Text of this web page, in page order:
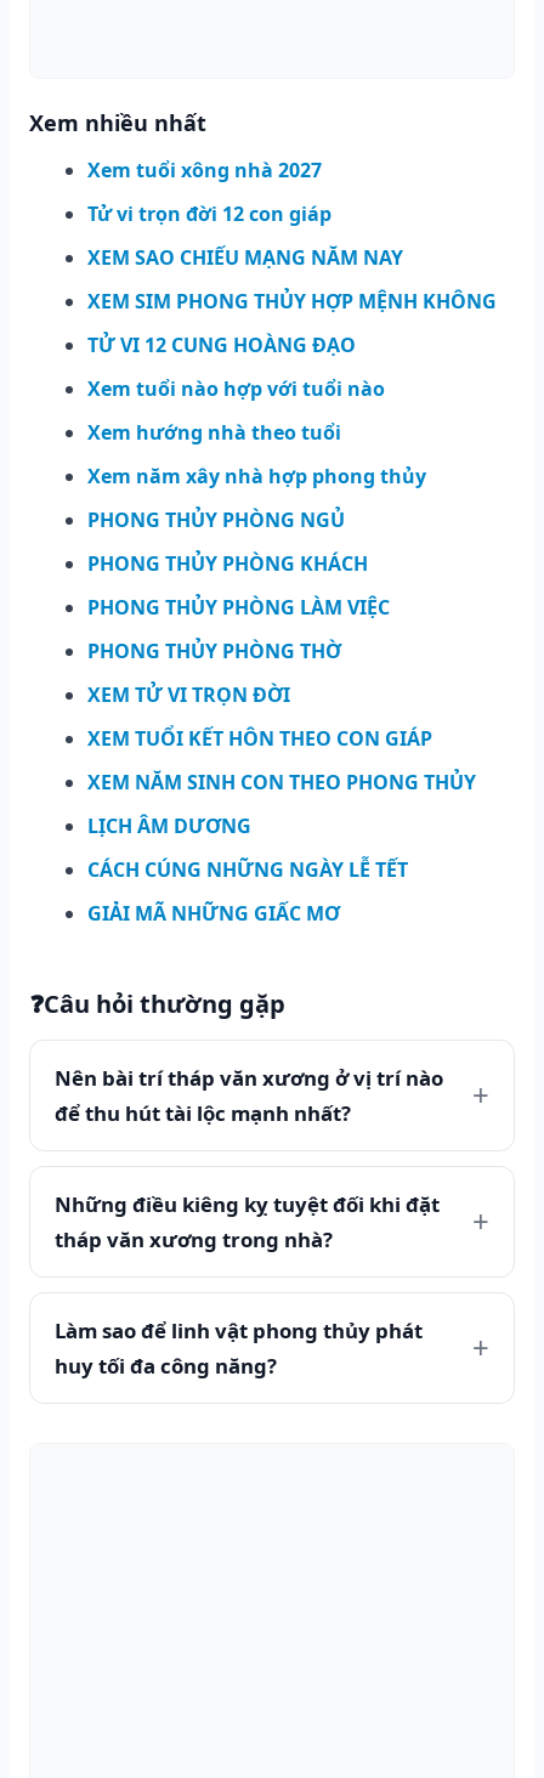
Xem nhiều nhất
Xem tuổi xông nhà 2027
Tử vi trọn đời 12 con giáp
XEM SAO CHIẾU MẠNG NĂM NAY
XEM SIM PHONG THỦY HỢP MỆNH KHÔNG
TỬ VI 12 CUNG HOÀNG ĐẠO
Xem tuổi nào hợp với tuổi nào
Xem hướng nhà theo tuổi
Xem năm xây nhà hợp phong thủy
PHONG THỦY PHÒNG NGỦ
PHONG THỦY PHÒNG KHÁCH
PHONG THỦY PHÒNG LÀM VIỆC
PHONG THỦY PHÒNG THỜ
XEM TỬ VI TRỌN ĐỜI
XEM TUỔI KẾT HÔN THEO CON GIÁP
XEM NĂM SINH CON THEO PHONG THỦY
LỊCH ÂM DƯƠNG
CÁCH CÚNG NHỮNG NGÀY LỄ TẾT
GIẢI MÃ NHỮNG GIẤC MƠ
❓Câu hỏi thường gặp
Nên bài trí tháp văn xương ở vị trí nào
để thu hút tài lộc mạnh nhất?
Những điều kiêng kỵ tuyệt đối khi đặt
tháp văn xương trong nhà?
Làm sao để linh vật phong thủy phát
huy tối đa công năng?